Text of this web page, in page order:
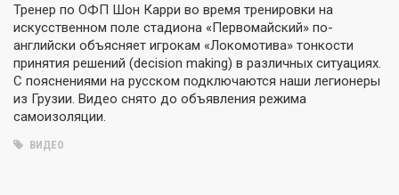
Тренер по ОФП Шон Карри во время тренировки на
искусственном поле стадиона «Первомайский» по-
английски объясняет игрокам «Локомотива» тонкости
принятия решений (decision making) в различных ситуациях.
С пояснениями на русском подключаются наши легионеры
из Грузии. Видео снято до объявления режима
самоизоляции.
ВИДЕО